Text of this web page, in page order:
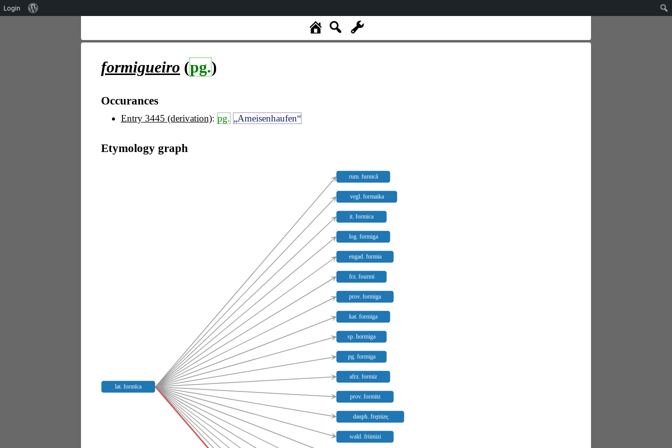
formigueiro (pg.)
Occurances
Entry 3445 (derivation): pg. „Ameisenhaufen“
Etymology graph
lat. formīca
rum. furnică
vegl. formaika
it. formica
log. formiga
engad. furmia
frz. fourmi
prov. formiga
kat. formiga
sp. hormiga
pg. formiga
afrz. formiz
prov. formitz
dauph. fre̥mize̥
wald. frümizi
Login